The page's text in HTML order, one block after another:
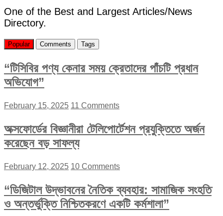
One of the Best and Largest Articles/News
Directory.
Popular Comments Tags
“টিসিবির পণ্য কেনার সময় ক্রেতাদের পাঁচটি প্রধান
অভিযোগ”
February 15, 2025 11 Comments
অক্সফোর্ডের বিজ্ঞানীরা টেলিপোর্টেশন প্রযুক্তিতে অর্জন
করেছেন বড় সাফল্য
February 12, 2025 10 Comments
“ডিজিটাল উদ্ভাবনের নৈতিক ব্যবহার: সামাজিক সংহতি
ও অন্তর্ভুক্তি নিশ্চিতকরণে একটি কর্মশালা”